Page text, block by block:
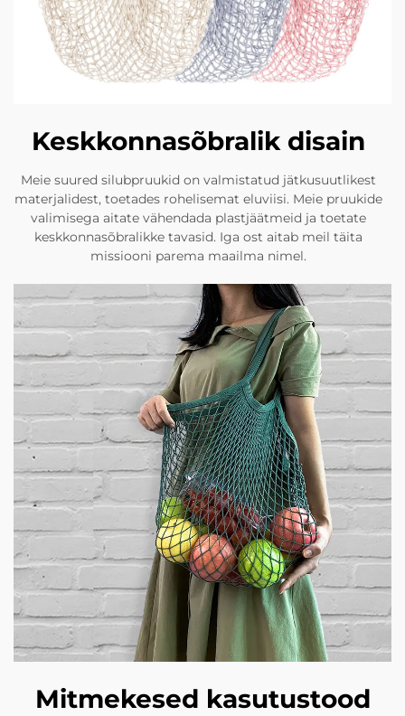
Keskkonnasõbralik disain
Meie suured silubpruukid on valmistatud jätkusuutlikest
materjalidest, toetades rohelisemat eluviisi. Meie pruukide
valimisega aitate vähendada plastjäätmeid ja toetate
keskkonnasõbralikke tavasid. Iga ost aitab meil täita
missiooni parema maailma nimel.
Mitmekesed kasutustood